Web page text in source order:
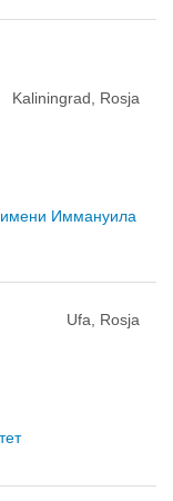
Kaliningrad, Rosja
имени Иммануила
Ufa, Rosja